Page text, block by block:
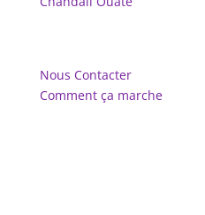
Nous Contacter
Comment ça marche